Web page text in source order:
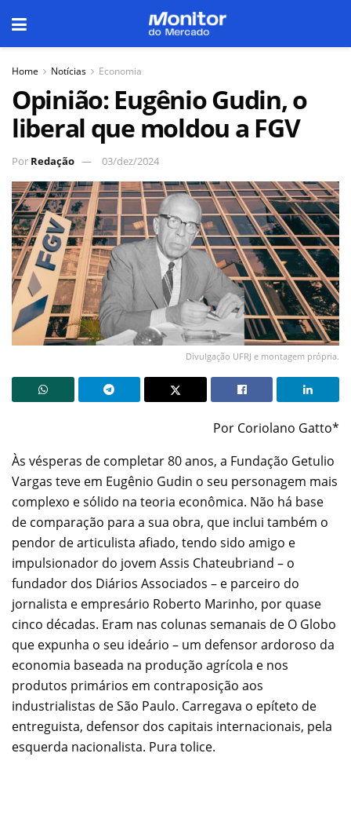
Home Notícias Economia
Opinião: Eugênio Gudin, o
liberal que moldou a FGV
Por Redação 03/dez/2024
Divulgação UFRJ e montagem própria.
Por Coriolano Gatto*
Às vésperas de completar 80 anos, a Fundação Getulio
Vargas teve em Eugênio Gudin o seu personagem mais
complexo e sólido na teoria econômica. Não há base
de comparação para a sua obra, que inclui também o
pendor de articulista afiado, tendo sido amigo e
impulsionador do jovem Assis Chateubriand – o
fundador dos Diários Associados – e parceiro do
jornalista e empresário Roberto Marinho, por quase
cinco décadas. Eram nas colunas semanais de O Globo
que expunha o seu ideário – um defensor ardoroso da
economia baseada na produção agrícola e nos
produtos primários em contraposição aos
industrialistas de São Paulo. Carregava o epíteto de
entreguista, defensor dos capitais internacionais, pela
esquerda nacionalista. Pura tolice.